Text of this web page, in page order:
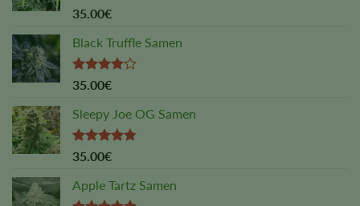
Rated4.88
35.00€
Black Truffle Samen
Rated
of 5
35.00€
Sleepy Joe OG Samen
Rated4.75
35.00€
Apple Tartz Samen